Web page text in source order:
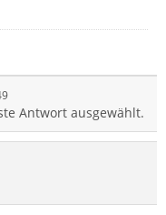
Antwort ausgewählt.